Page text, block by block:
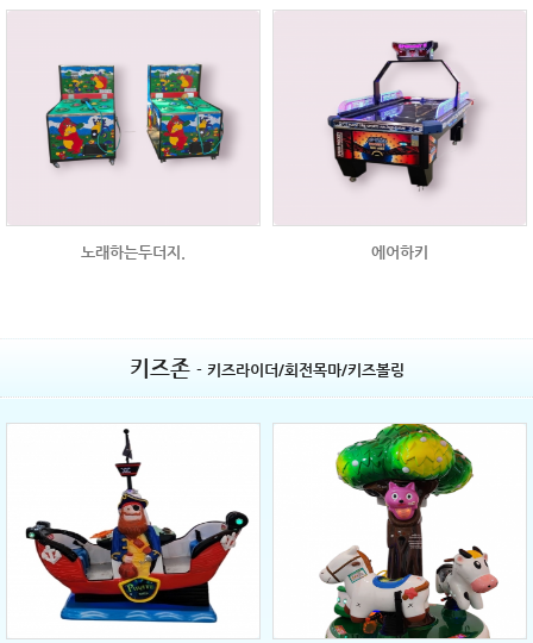
노래하는두더지. 에어하키
키즈존 - 키즈라이더/회전목마/키즈볼링